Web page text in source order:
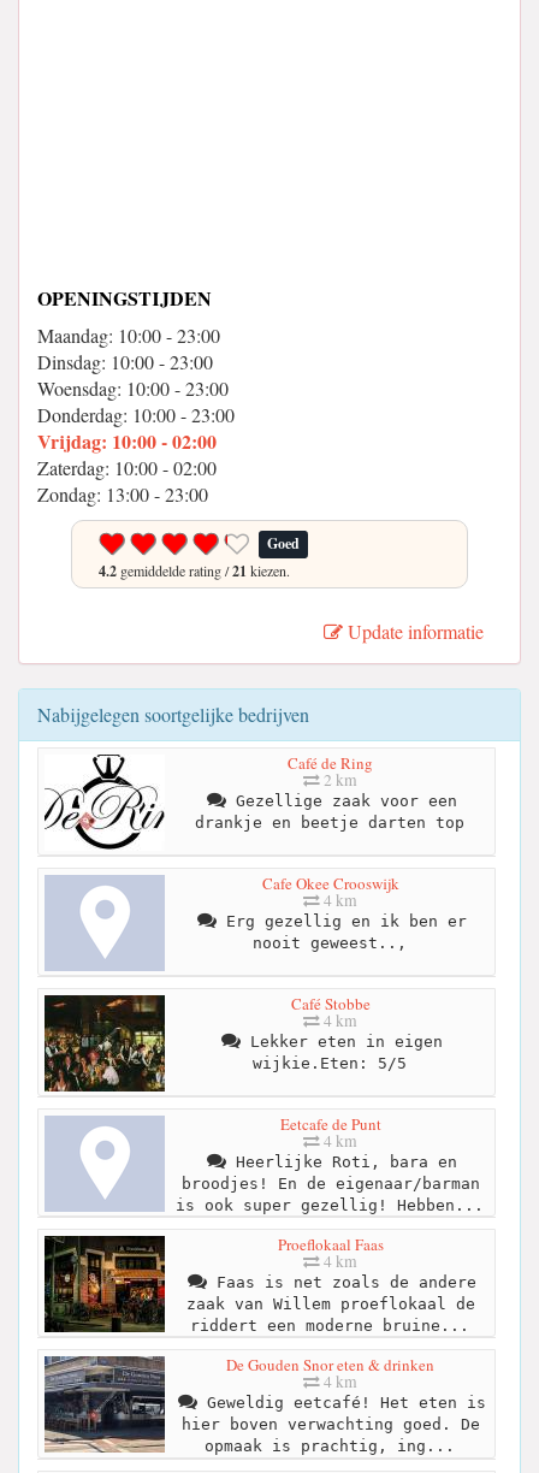
OPENINGSTIJDEN
Maandag: 10:00 - 23:00
Dinsdag: 10:00 - 23:00
Woensdag: 10:00 - 23:00
Donderdag: 10:00 - 23:00
Vrijdag: 10:00 - 02:00
Zaterdag: 10:00 - 02:00
Zondag: 13:00 - 23:00
Goed
4.2 gemiddelde rating /21 kiezen.
Update informatie
Nabijgelegen soortgelijke bedrijven
Café de Ring
2 km
Gezellige zaak voor een
drankje en beetje darten top
Cafe Okee Crooswijk
4 km
Erg gezellig en ik ben er
nooit geweest..,
Café Stobbe
4 km
Lekker eten in eigen
wijkie.Eten: 5/5
Eetcafe de Punt
4 km
Heerlijke Roti, bara en
broodjes! En de eigenaar/barman
is ook super gezellig! Hebben...
Proeflokaal Faas
4 km
Faas is net zoals de andere
zaak van Willem proeflokaal de
riddert een moderne bruine...
De Gouden Snor eten & drinken
4 km
Geweldig eetcafé! Het eten is
hier boven verwachting goed. De
opmaak is prachtig, ing...